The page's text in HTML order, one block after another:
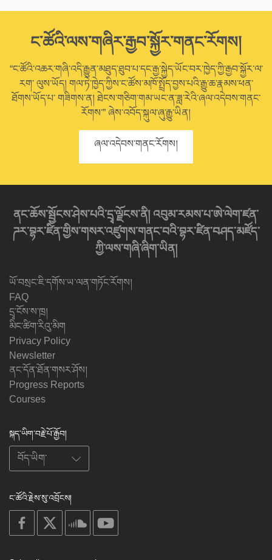
ང་ཚོའི་ལས་གཞིར་རྒྱབ་སྐྱོར་གནང་རོགས།
“ང་ཚོའི་འཆར་གཞི་འདི་རྒྱུན་མཐུད་ཐུབ་པ་དང་རྒྱ་སྐྱེད་ཡོང་བར་ཁྱེད་ཀྱི་རྒྱབ་སྐྱོར་ལ་
རག་ ལུས་ཡོད། གལ་ཏེ་ཁྱེད་ཀྱིས་ང་ཚོས་མཁོ་སྤྲོད་བྱས་པའི་རྒྱུ་ཆ་རྣམས་ཕན་
ཐོགས་ཡོད་པ་ གཟིགས་ན། ཐེངས་གཅིག་གམ་ཡང་ན་ཟླ་རེའི་ཞལ་འདེབས་གནང་
རོགས་” ཞེས་འབོད་སྐུལ་ཞུ་རྒྱུ་ཡིན།
ཞལ་འདེབས་གནང་རོགས།
ནང་ཆོས་སྦྱོངས་ཤེས་པའི་དྲྭ་ལྗོངས་ནི། འབུམ་རམས་པ་ཨེ་ལེག་ཛན་
ཌར་བྷར་ཛིན་གྱིས་གསར་འཛུགས་གནང་བའི་བྷར་ཛིན་བཤད་མཛོད་
ཀྱི་ལས་གཞི་ཞིག་ཡིན།
ཡོ་བསྲང་ཇི་དགོས་ཡ་ལན་གཏོང་རོགས།
FAQ
དྲྭ་ངོས་ས་ཁྲ།
མིང་ཚིག་རིའུ་མིག
Privacy Policy
Newsletter
ནང་དོན་ཐོན་གསར་ཤོས།
Progress Reports
Courses
སྐད་ཡིག་བརྗེ་པོ་རྒྱོབ།
ང་ཚོའི་རྗེས་སུ་འབྲོངས།
on
facebook
soundcloud